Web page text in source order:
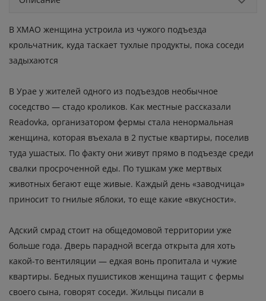
В ХМАО женщина устроила из чужого подъезда
крольчатник, куда таскает тухлые продукты, пока соседи
задыхаются
В Урае у жителей одного из подъездов необычное
соседство — стадо кроликов. Как местные рассказали
Readovka, организатором фермы стала ненормальная
женщина, которая въехала в 2 пустые квартиры, поселив
туда ушастых. По факту они живут прямо в подъезде среди
свалки просроченной еды. По тушкам уже мертвых
животных бегают еще живые. Каждый день «заводчица»
приносит то гнилые яблоки, то еще какие «вкусности».
Адский смрад стоит на общедомовой территории уже
больше года. Дверь парадной всегда открыта для хоть
какой-то вентиляции — едкая вонь пропитала и чужие
квартиры. Бедных пушистиков женщина тащит с фермы
своего сына, говорят соседи. Жильцы писали в